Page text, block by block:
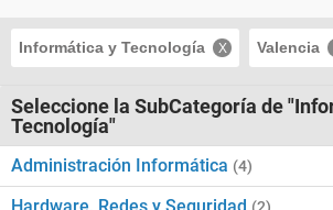
Informática y Tecnología Valencia
Seleccione la SubCategoría de
Tecnología"
Administración Informática (4)